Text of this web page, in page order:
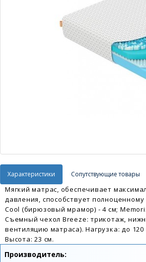
Характеристики Сопутствующие товары
Мягкий матрас, обеспечивает
давления, способствует
Cool (бирюзовый мрамор) - 4 см;
Съемный чехол Breeze: трикотаж,
вентиляцию матраса). Нагрузка: до
Высота: 23 см.
Производитель: